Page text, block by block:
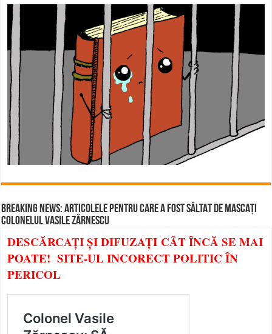
BREAKING NEWS: ARTICOLELE PENTRU CARE A FOST SĂLTAT DE MASCAȚI
COLONELUL VASILE ZĂRNESCU
DESCĂRCAȚI ȘI DIFUZAȚI CÂT ÎNCĂ SE MAI
POATE! SITE-UL INCORECT POLITIC ÎN
PERICOL